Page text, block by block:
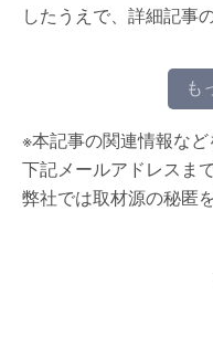
したうえで、詳細記事
も
※本記事の関連情報な
下記メールアドレスま
弊社では取材源の秘匿